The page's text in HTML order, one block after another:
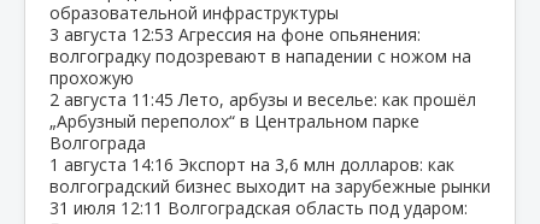
образовательной инфраструктуры
3 августа 12:53 Агрессия на фоне опьянения:
волгоградку подозревают в нападении с ножом на
прохожую
2 августа 11:45 Лето, арбузы и веселье: как прошёл
„Арбузный переполох“ в Центральном парке
Волгограда
1 августа 14:16 Экспорт на 3,6 млн долларов: как
волгоградский бизнес выходит на зарубежные рынки
31 июля 12:11 Волгоградская область под ударом: